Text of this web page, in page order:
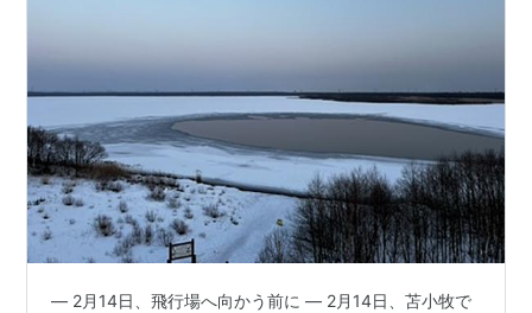
― 2月14日、飛行場へ向かう前に ― 2月14日、苫小牧で